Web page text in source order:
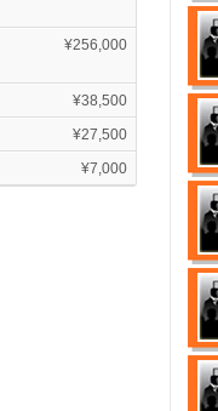
¥256,000
¥38,500
¥27,500
¥7,000